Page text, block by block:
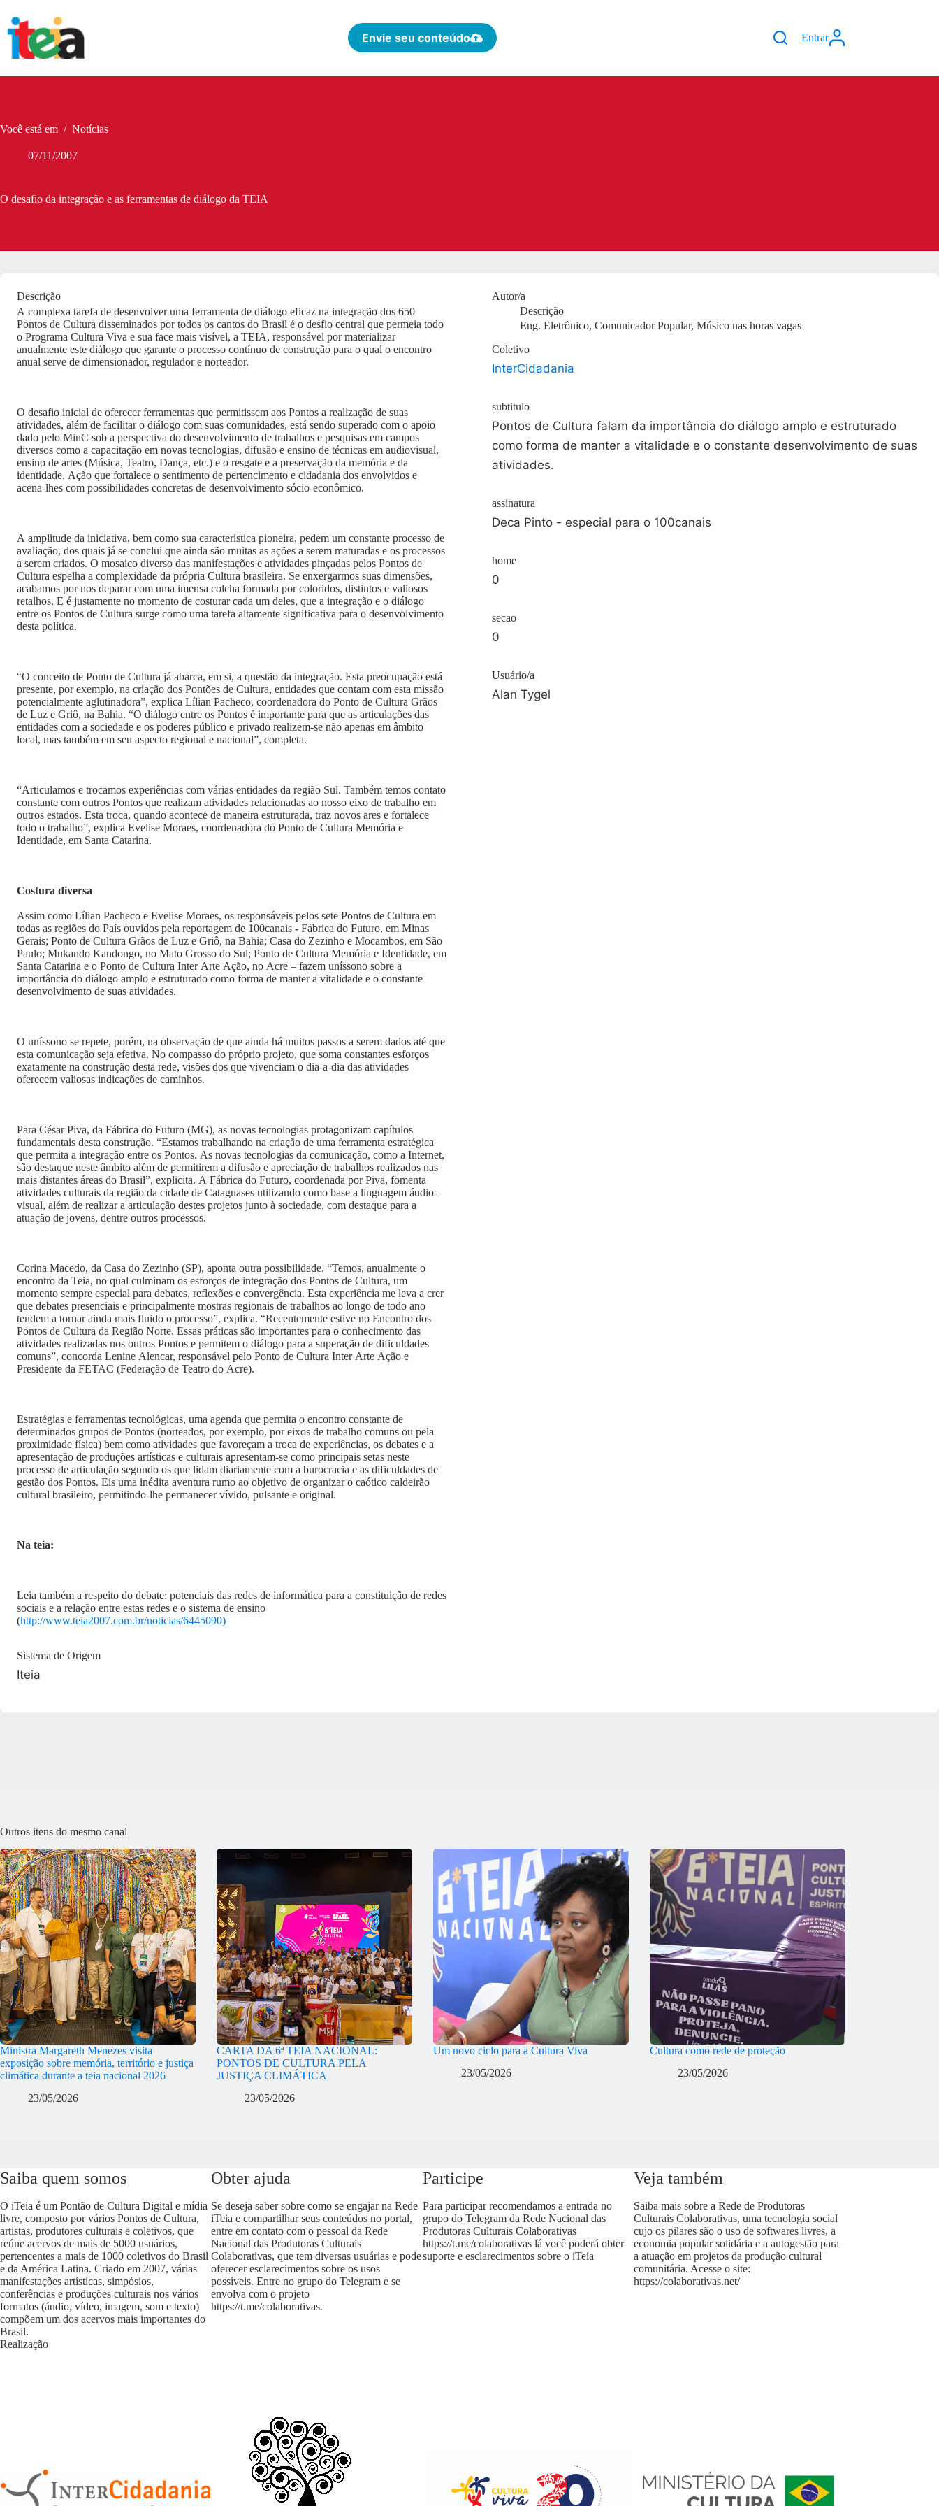
para
conteúdo
Envie seu conteúdo Entrar
Você está em / Notícias
07/11/2007
O desafio da integração e as ferramentas de diálogo da TEIA
Descrição
A complexa tarefa de desenvolver uma ferramenta de diálogo eficaz na integração dos 650
Pontos de Cultura disseminados por todos os cantos do Brasil é o desfio central que permeia todo
o Programa Cultura Viva e sua face mais visível, a TEIA, responsável por materializar
anualmente este diálogo que garante o processo contínuo de construção para o qual o encontro
anual serve de dimensionador, regulador e norteador.
O desafio inicial de oferecer ferramentas que permitissem aos Pontos a realização de suas
atividades, além de facilitar o diálogo com suas comunidades, está sendo superado com o apoio
dado pelo MinC sob a perspectiva do desenvolvimento de trabalhos e pesquisas em campos
diversos como a capacitação em novas tecnologias, difusão e ensino de técnicas em audiovisual,
ensino de artes (Música, Teatro, Dança, etc.) e o resgate e a preservação da memória e da
identidade. Ação que fortalece o sentimento de pertencimento e cidadania dos envolvidos e
acena-lhes com possibilidades concretas de desenvolvimento sócio-econômico.
A amplitude da iniciativa, bem como sua característica pioneira, pedem um constante processo de
avaliação, dos quais já se conclui que ainda são muitas as ações a serem maturadas e os processos
a serem criados. O mosaico diverso das manifestações e atividades pinçadas pelos Pontos de
Cultura espelha a complexidade da própria Cultura brasileira. Se enxergarmos suas dimensões,
acabamos por nos deparar com uma imensa colcha formada por coloridos, distintos e valiosos
retalhos. E é justamente no momento de costurar cada um deles, que a integração e o diálogo
entre os Pontos de Cultura surge como uma tarefa altamente significativa para o desenvolvimento
desta política.
“O conceito de Ponto de Cultura já abarca, em si, a questão da integração. Esta preocupação está
presente, por exemplo, na criação dos Pontões de Cultura, entidades que contam com esta missão
potencialmente aglutinadora”, explica Lílian Pacheco, coordenadora do Ponto de Cultura Grãos
de Luz e Griô, na Bahia. “O diálogo entre os Pontos é importante para que as articulações das
entidades com a sociedade e os poderes público e privado realizem-se não apenas em âmbito
local, mas também em seu aspecto regional e nacional”, completa.
“Articulamos e trocamos experiências com várias entidades da região Sul. Também temos contato
constante com outros Pontos que realizam atividades relacionadas ao nosso eixo de trabalho em
outros estados. Esta troca, quando acontece de maneira estruturada, traz novos ares e fortalece
todo o trabalho”, explica Evelise Moraes, coordenadora do Ponto de Cultura Memória e
Identidade, em Santa Catarina.
Costura diversa
Assim como Lílian Pacheco e Evelise Moraes, os responsáveis pelos sete Pontos de Cultura em
todas as regiões do País ouvidos pela reportagem de 100canais - Fábrica do Futuro, em Minas
Gerais; Ponto de Cultura Grãos de Luz e Griô, na Bahia; Casa do Zezinho e Mocambos, em São
Paulo; Mukando Kandongo, no Mato Grosso do Sul; Ponto de Cultura Memória e Identidade, em
Santa Catarina e o Ponto de Cultura Inter Arte Ação, no Acre – fazem uníssono sobre a
importância do diálogo amplo e estruturado como forma de manter a vitalidade e o constante
desenvolvimento de suas atividades.
O uníssono se repete, porém, na observação de que ainda há muitos passos a serem dados até que
esta comunicação seja efetiva. No compasso do próprio projeto, que soma constantes esforços
exatamente na construção desta rede, visões dos que vivenciam o dia-a-dia das atividades
oferecem valiosas indicações de caminhos.
Para César Piva, da Fábrica do Futuro (MG), as novas tecnologias protagonizam capítulos
fundamentais desta construção. “Estamos trabalhando na criação de uma ferramenta estratégica
que permita a integração entre os Pontos. As novas tecnologias da comunicação, como a Internet,
são destaque neste âmbito além de permitirem a difusão e apreciação de trabalhos realizados nas
mais distantes áreas do Brasil”, explicita. A Fábrica do Futuro, coordenada por Piva, fomenta
atividades culturais da região da cidade de Cataguases utilizando como base a linguagem áudio-
visual, além de realizar a articulação destes projetos junto à sociedade, com destaque para a
atuação de jovens, dentre outros processos.
Corina Macedo, da Casa do Zezinho (SP), aponta outra possibilidade. “Temos, anualmente o
encontro da Teia, no qual culminam os esforços de integração dos Pontos de Cultura, um
momento sempre especial para debates, reflexões e convergência. Esta experiência me leva a crer
que debates presenciais e principalmente mostras regionais de trabalhos ao longo de todo ano
tendem a tornar ainda mais fluido o processo”, explica. “Recentemente estive no Encontro dos
Pontos de Cultura da Região Norte. Essas práticas são importantes para o conhecimento das
atividades realizadas nos outros Pontos e permitem o diálogo para a superação de dificuldades
comuns”, concorda Lenine Alencar, responsável pelo Ponto de Cultura Inter Arte Ação e
Presidente da FETAC (Federação de Teatro do Acre).
Estratégias e ferramentas tecnológicas, uma agenda que permita o encontro constante de
determinados grupos de Pontos (norteados, por exemplo, por eixos de trabalho comuns ou pela
proximidade física) bem como atividades que favoreçam a troca de experiências, os debates e a
apresentação de produções artísticas e culturais apresentam-se como principais setas neste
processo de articulação segundo os que lidam diariamente com a burocracia e as dificuldades de
gestão dos Pontos. Eis uma inédita aventura rumo ao objetivo de organizar o caótico caldeirão
cultural brasileiro, permitindo-lhe permanecer vívido, pulsante e original.
Na teia:
Leia também a respeito do debate: potenciais das redes de informática para a constituição de redes
sociais e a relação entre estas redes e o sistema de ensino
(http://www.teia2007.com.br/noticias/6445090)
Sistema de Origem
Iteia
Autor/a
Descrição
Eng. Eletrônico, Comunicador Popular, Músico nas horas vagas
Coletivo
InterCidadania
subtitulo
Pontos de Cultura falam da importância do diálogo amplo e estruturado
como forma de manter a vitalidade e o constante desenvolvimento de suas
atividades.
assinatura
Deca Pinto - especial para o 100canais
home
0
secao
0
Usuário/a
Alan Tygel
Outros itens do mesmo canal
Ministra Margareth Menezes visita
exposição sobre memória, território e justiça
climática durante a teia nacional 2026
23/05/2026
CARTA DA 6ª TEIA NACIONAL:
PONTOS DE CULTURA PELA
JUSTIÇA CLIMÁTICA
23/05/2026
Um novo ciclo para a Cultura Viva
23/05/2026
Cultura como rede de proteção
23/05/2026
Saiba quem somos
O iTeia é um Pontão de Cultura Digital e mídia
livre, composto por vários Pontos de Cultura,
artistas, produtores culturais e coletivos, que
reúne acervos de mais de 5000 usuários,
pertencentes a mais de 1000 coletivos do Brasil
e da América Latina. Criado em 2007, várias
manifestações artísticas, simpósios,
conferências e produções culturais nos vários
formatos (áudio, vídeo, imagem, som e texto)
compõem um dos acervos mais importantes do
Brasil.
Obter ajuda
Se deseja saber sobre como se engajar na Rede
iTeia e compartilhar seus conteúdos no portal,
entre em contato com o pessoal da Rede
Nacional das Produtoras Culturais
Colaborativas, que tem diversas usuárias e pode
oferecer esclarecimentos sobre os usos
possíveis. Entre no grupo do Telegram e se
envolva com o projeto
https://t.me/colaborativas.
Participe
Para participar recomendamos a entrada no
grupo do Telegram da Rede Nacional das
Produtoras Culturais Colaborativas
https://t.me/colaborativaslá você poderá obter
suporte e esclarecimentos sobre o iTeia
Veja também
Saiba mais sobre a Rede de Produtoras
Culturais Colaborativas, uma tecnologia social
cujo os pilares são o uso de softwares livres, a
economia popular solidária e a autogestão para
a atuação em projetos da produção cultural
comunitária. Acesse o site:
https://colaborativas.net/
Realização